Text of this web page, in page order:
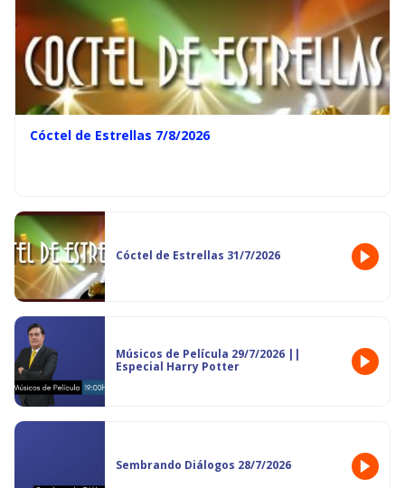
Cóctel de Estrellas 7/8/2026
Cóctel de Estrellas 31/7/2026
Músicos de Película 29/7/2026 ||
Especial Harry Potter
Sembrando Diálogos 28/7/2026